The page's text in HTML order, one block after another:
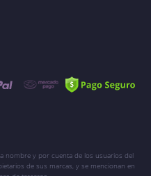
nombre y por cuenta de los usuarios del
de sus marcas, y se mencionan en